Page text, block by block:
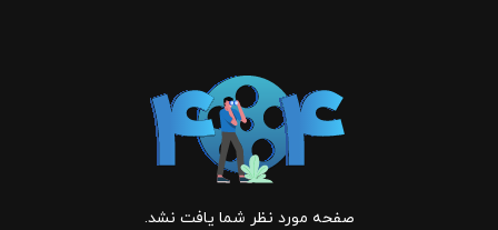
صفحه مورد نظر شما یافت نشد.